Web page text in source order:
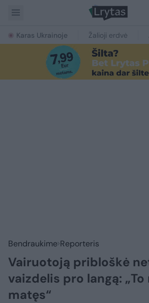
Karas Ukrainoje Žalioji erdvė
Bendraukime Reporteris
Vairuotoją pribloškė
vaizdelis pro langą:
matęs“